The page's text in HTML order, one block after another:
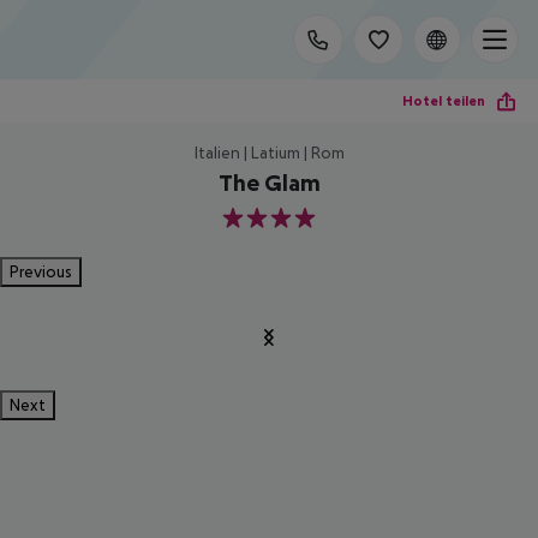
Hotel teilen
Italien | Latium | Rom
The Glam
4
Previous
Next